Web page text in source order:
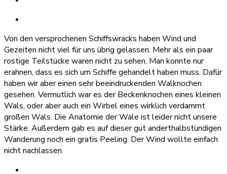
Von den versprochenen Schiffswracks haben Wind und
Gezeiten nicht viel für uns übrig gelassen. Mehr als ein paar
rostige Teilstücke waren nicht zu sehen. Man konnte nur
erahnen, dass es sich um Schiffe gehandelt haben muss. Dafür
haben wir aber einen sehr beeindruckenden Walknochen
gesehen. Vermutlich war es der Beckenknochen eines kleinen
Wals, oder aber auch ein Wirbel eines wirklich verdammt
großen Wals. Die Anatomie der Wale ist leider nicht unsere
Stärke. Außerdem gab es auf dieser gut anderthalbstündigen
Wanderung noch ein gratis Peeling. Der Wind wollte einfach
nicht nachlassen.